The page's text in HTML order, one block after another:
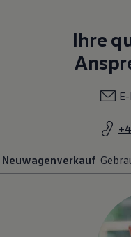
Ihre
Neuwagenverkauf